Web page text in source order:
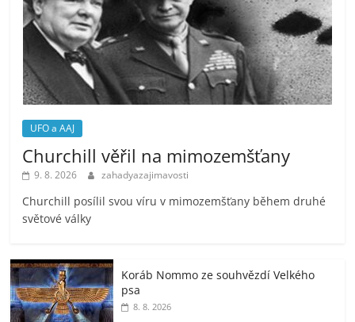
UFO a AAJ
Churchill věřil na mimozemšťany
9. 8. 2026 zahadyazajimavosti
Churchill posílil svou víru v mimozemšťany během druhé
světové války
Koráb Nommo ze souhvězdí Velkého
psa
8. 8. 2026